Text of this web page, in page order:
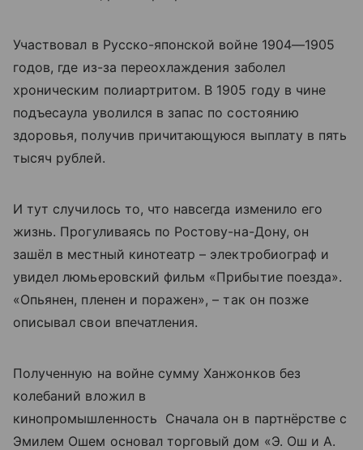
Участвовал в Русско-японской войне 1904—1905
годов, где из-за переохлаждения заболел
хроническим полиартритом. В 1905 году в чине
подъесаула уволился в запас по состоянию
здоровья, получив причитающуюся выплату в пять
тысяч рублей.
И тут случилось то, что навсегда изменило его
жизнь. Прогуливаясь по Ростову-на-Дону, он
зашёл в местный кинотеатр – электробиограф и
увидел люмьеровский фильм «Прибытие поезда».
«Опьянен, пленен и поражен», – так он позже
описывал свои впечатления.
Полученную на войне сумму Ханжонков без
колебаний вложил в
кинопромышленность Сначала он в партнёрстве с
Эмилем Ошем основал торговый дом «Э. Ош и А.